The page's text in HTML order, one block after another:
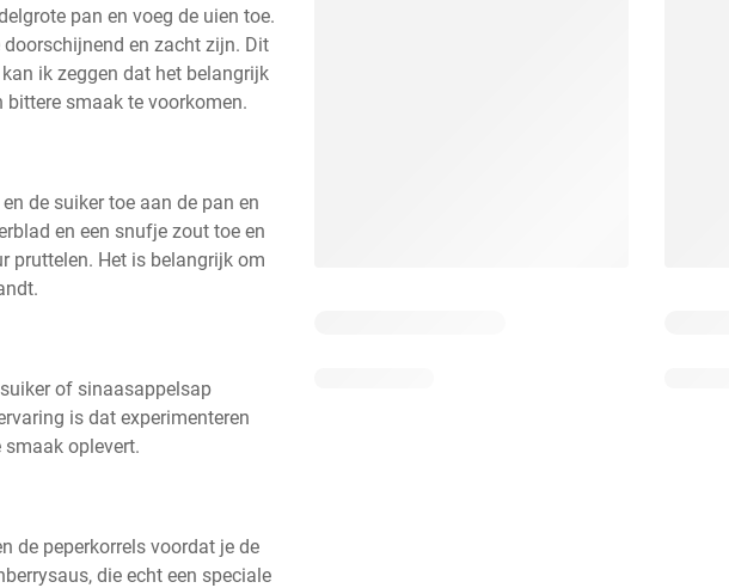
pan en voeg de uien toe.
en zacht zijn. Dit
ik zeggen dat het belangrijk
smaak te voorkomen.
de suiker toe aan de pan en
en een snufje zout toe en
pruttelen. Het is belangrijk om
of sinaasappelsap
is dat experimenteren
oplevert.
de peperkorrels voordat je de
die echt een speciale